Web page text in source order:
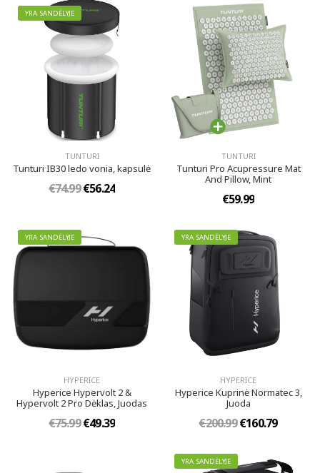
YRA SANDĖLYJE
TUNTURI
Tunturi IB30 ledo vonia, kapsulė
€74.99€56.24
TUNTURI
Tunturi Pro Acupressure Mat
And Pillow, Mint
€59.99
YRA SANDĖLYJE
HYPERICE
Hyperice Hypervolt 2 &
Hypervolt 2 Pro Dėklas, Juodas
€75.99€49.39
YRA SANDĖLYJE
HYPERICE
Hyperice Kuprinė Normatec 3,
Juoda
€200.99€160.79
YRA SANDĖLYJE